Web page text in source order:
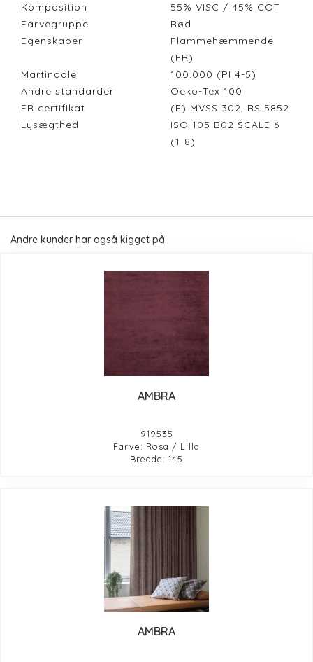
Komposition
55% VISC / 45% COT
Farvegruppe
Rød
Egenskaber
Flammehæmmende
(FR)
Martindale
100.000 (PI 4-5)
Andre standarder
Oeko-Tex 100
FR certifikat
(F) MVSS 302, BS 5852
Lysægthed
ISO 105 B02 SCALE 6
(1-8)
Andre kunder har også kigget på
AMBRA
919535
Farve: Rosa / Lilla
Bredde: 145
AMBRA